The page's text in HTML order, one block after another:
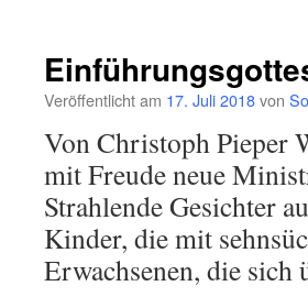
Veröffentlicht am 17. Juli 2018von
Von Christoph Pieper
mit Freude neue
Strahlende Gesichter
Kinder, die mit
Erwachsenen, die